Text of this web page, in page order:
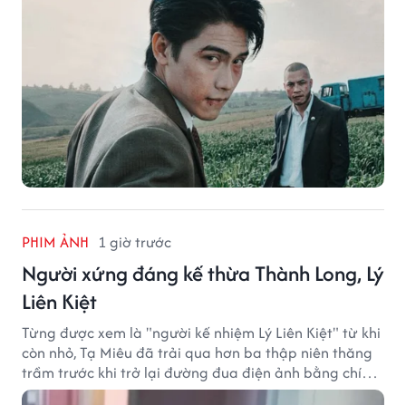
PHIM ẢNH 1 giờ trước
Người xứng đáng kế thừa Thành Long, Lý
Liên Kiệt
Từng được xem là "người kế nhiệm Lý Liên Kiệt" từ khi
còn nhỏ, Tạ Miêu đã trải qua hơn ba thập niên thăng
trầm trước khi trở lại đường đua điện ảnh bằng chính
sở trường võ thuật.